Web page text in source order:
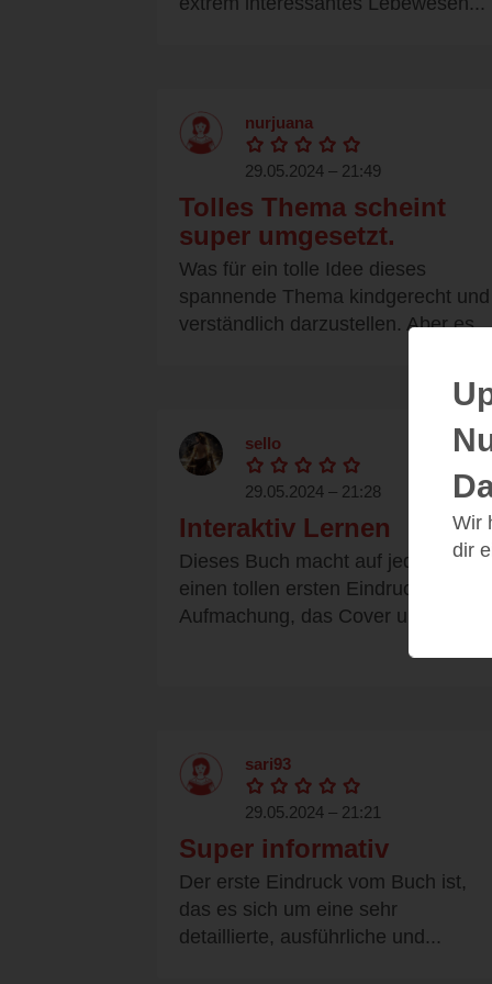
nurjuana
29.05.2024 – 21:49
Tolles Thema scheint
super umgesetzt.
Was für ein tolle Idee dieses
spannende Thema kindgerecht und
verständlich darzustellen. Aber es...
sello
29.05.2024 – 21:28
Interaktiv Lernen
Dieses Buch macht auf jeden Fall
einen tollen ersten Eindruck. Die
Aufmachung, das Cover und der...
sari93
29.05.2024 – 21:21
Super informativ
Der erste Eindruck vom Buch ist,
das es sich um eine sehr
detaillierte, ausführliche und...
Wir
dir